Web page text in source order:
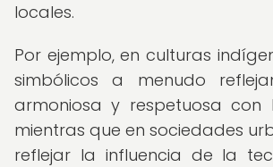
locales.
Por ejemplo, en culturas
simbólicos a menudo
armoniosa y respetuosa con
mientras que en sociedades
reflejar la influencia de la